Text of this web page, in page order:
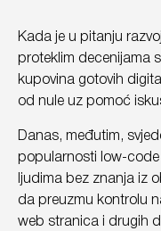
Kada je u pitanju
proteklim decenijama
kupovina gotovih
od nule uz pomoć
Danas, međutim,
popularnosti low-code
ljudima bez znanja iz
da preuzmu kontrolu
web stranica i drugih